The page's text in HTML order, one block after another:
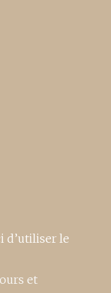
d’utiliser le
et